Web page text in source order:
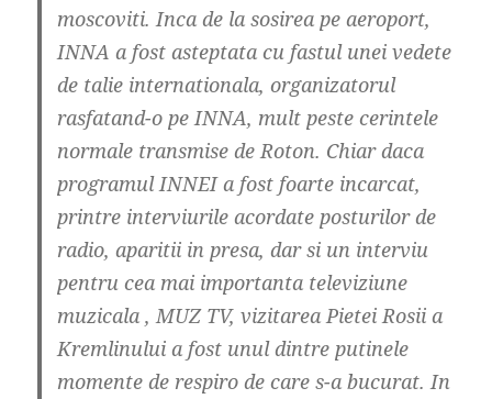
moscoviti. Inca de la sosirea pe aeroport,
INNA a fost asteptata cu fastul unei vedete
de talie internationala, organizatorul
rasfatand-o pe INNA, mult peste cerintele
normale transmise de Roton. Chiar daca
programul INNEI a fost foarte incarcat,
printre interviurile acordate posturilor de
radio, aparitii in presa, dar si un interviu
pentru cea mai importanta televiziune
muzicala , MUZ TV, vizitarea Pietei Rosii a
Kremlinului a fost unul dintre putinele
momente de respiro de care s-a bucurat. In